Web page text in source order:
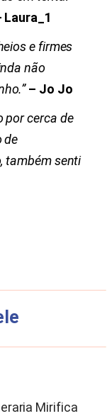
e firmes
não
– Jo Jo
por cerca de
de
também senti
Mirifica